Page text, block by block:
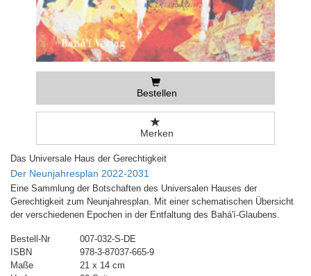
Bestellen
Merken
Das Universale Haus der Gerechtigkeit
Der Neunjahresplan 2022-2031
Eine Sammlung der Botschaften des Universalen Hauses der
Gerechtigkeit zum Neunjahresplan. Mit einer schematischen Übersicht
der verschiedenen Epochen in der Entfaltung des Bahá'í-Glaubens.
Bestell-Nr
007-032-S-DE
ISBN
978-3-87037-665-9
Maße
21 x 14 cm